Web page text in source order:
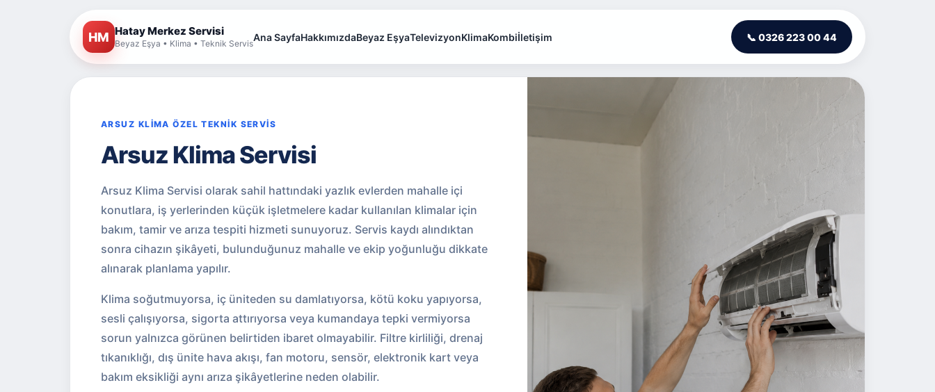
HM Hatay Merkez Servisi
Beyaz Eşya • Klima • Teknik Servis
Ana SayfaHakkımızdaBeyaz EşyaTelevizyonKlimaKombiİletişim 📞 0326 223 00 44
ARSUZ KLİMA ÖZEL TEKNİK SERVİS
Arsuz Klima Servisi
Arsuz Klima Servisi olarak sahil hattındaki yazlık evlerden mahalle içi
konutlara, iş yerlerinden küçük işletmelere kadar kullanılan klimalar için
bakım, tamir ve arıza tespiti hizmeti sunuyoruz. Servis kaydı alındıktan
sonra cihazın şikâyeti, bulunduğunuz mahalle ve ekip yoğunluğu dikkate
alınarak planlama yapılır.
Klima soğutmuyorsa, iç üniteden su damlatıyorsa, kötü koku yapıyorsa,
sesli çalışıyorsa, sigorta attırıyorsa veya kumandaya tepki vermiyorsa
sorun yalnızca görünen belirtiden ibaret olmayabilir. Filtre kirliliği, drenaj
tıkanıklığı, dış ünite hava akışı, fan motoru, sensör, elektronik kart veya
bakım eksikliği aynı arıza şikâyetlerine neden olabilir.